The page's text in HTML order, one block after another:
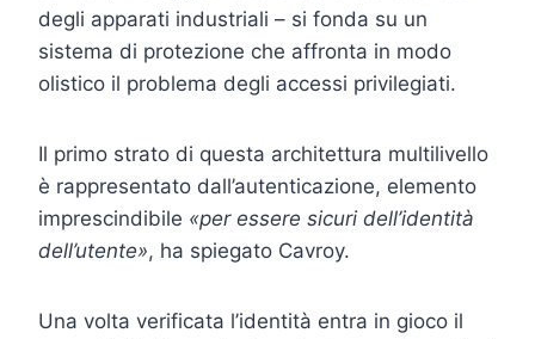
degli apparati industriali – si fonda su un
sistema di protezione che affronta in modo
olistico il problema degli accessi privilegiati.
Il primo strato di questa architettura multilivello
è rappresentato dall’autenticazione, elemento
imprescindibile «per essere sicuri dell’identità
dell’utente», ha spiegato Cavroy.
Una volta verificata l’identità entra in gioco il